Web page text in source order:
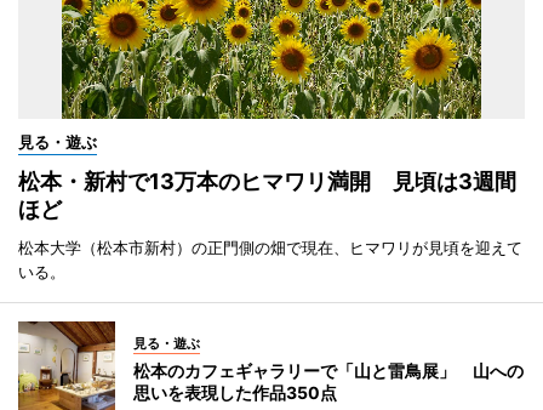
見る・遊ぶ
松本・新村で13万本のヒマワリ満開 見頃は3週間
ほど
松本大学（松本市新村）の正門側の畑で現在、ヒマワリが見頃を迎えて
いる。
見る・遊ぶ
松本のカフェギャラリーで「山と雷鳥展」 山への
思いを表現した作品350点